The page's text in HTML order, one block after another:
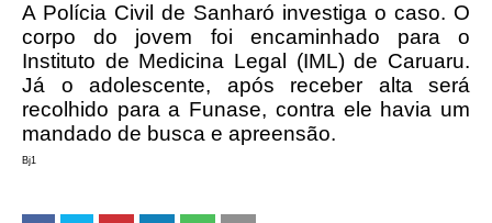
A Polícia Civil de Sanharó investiga o caso. O
corpo do jovem foi encaminhado para o
Instituto de Medicina Legal (IML) de Caruaru.
Já o adolescente, após receber alta será
recolhido para a Funase, contra ele havia um
mandado de busca e apreensão.
Bj1